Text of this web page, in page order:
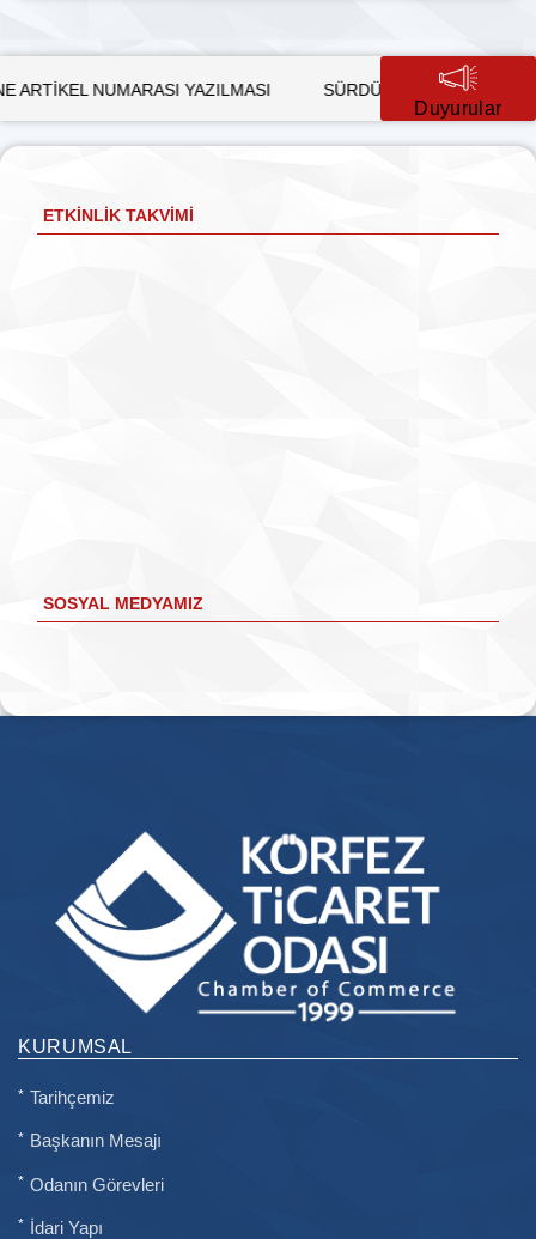
YAZILMASI SÜRDÜRÜLEBİLİR KALKINMADA
Duyurular
ETKINLIK TAKVIMI
SOSYAL MEDYAMIZ
KURUMSAL
Tarihçemiz
Başkanın Mesajı
Odanın Görevleri
İdari Yapı